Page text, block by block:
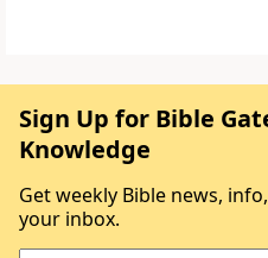
Sign Up for Bible
Knowledge
Get weekly Bible news,
your inbox.